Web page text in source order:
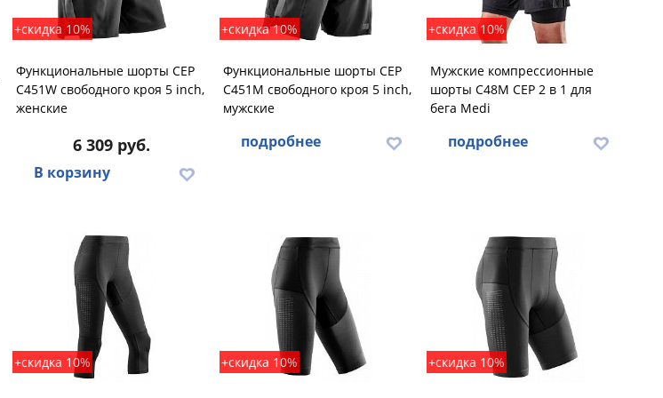
+скидка 10%
Функциональные шорты CEP
C451W свободного кроя 5 inch,
женские
6 309 руб.
В корзину
+скидка 10%
Функциональные шорты CEP
C451M свободного кроя 5 inch,
мужские
подробнее
+скидка 10%
Мужские компрессионные
шорты C48M CEP 2 в 1 для
бега Medi
подробнее
+скидка 10% +скидка 10% +скидка 10%